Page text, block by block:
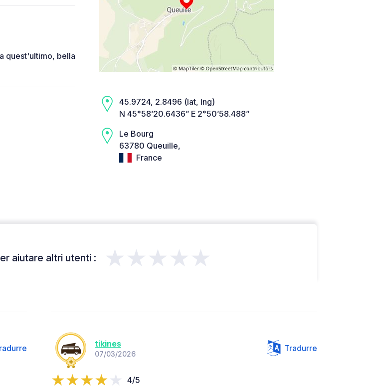
quest'ultimo, bella
45.9724, 2.8496 (lat, lng)
N 45°58’20.6436” E 2°50’58.488”
Le Bourg
63780 Queuille,
France
aiutare altri utenti : ★★★★★
tikines
07/03/2026
Tradurre
4/5